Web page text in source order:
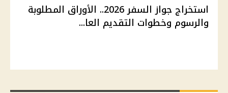
استخراج جواز السفر 2026.. الأوراق المطلوبة
والرسوم وخطوات التقديم العا...